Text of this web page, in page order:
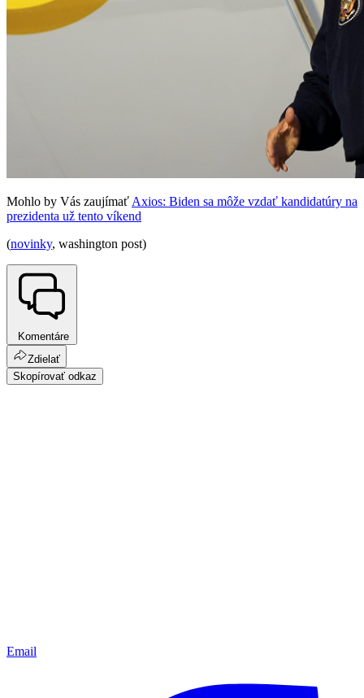
Mohlo by Vás zaujímaťAxios: Biden sa môže vzdať kandidatúry na
prezidenta už tento víkend
(novinky, washington post)
Komentáre
Zdielať
Skopírovať odkaz
Email